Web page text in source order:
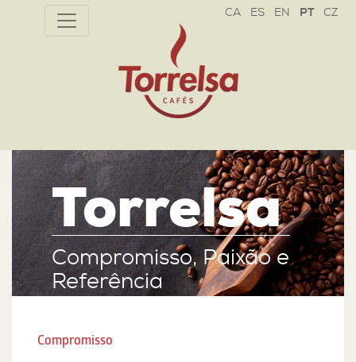
CZ
Torrelsa
Compromisso, Paixão e
Referência
Compromisso